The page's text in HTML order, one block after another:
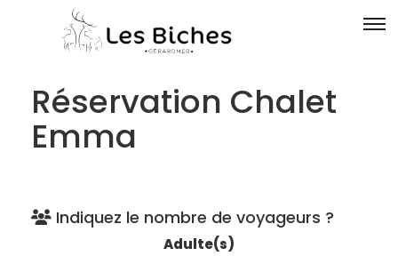
Réservation Chalet
Emma
Indiquez le nombre de voyageurs ?
Adulte(s)